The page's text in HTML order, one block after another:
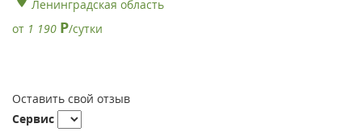
Ленинградская область
от 1 190 Р/сутки
Оставить свой отзыв
Сервис